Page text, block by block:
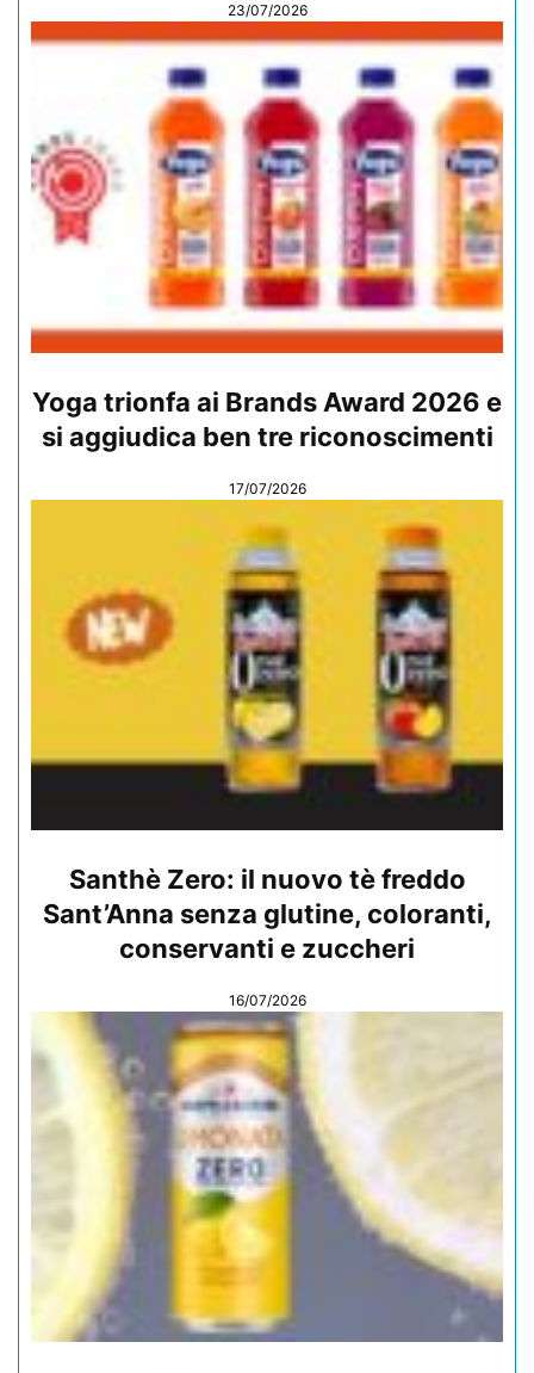
23/07/2026
Yoga trionfa ai Brands Award 2026 e
si aggiudica ben tre riconoscimenti
17/07/2026
Santhè Zero: il nuovo tè freddo
Sant’Anna senza glutine, coloranti,
conservanti e zuccheri
16/07/2026